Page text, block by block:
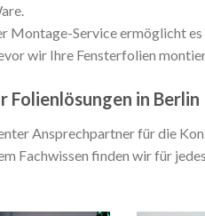
Montage-Service ermöglicht
wir Ihre Fensterfolien
Folienlösungen in Berlin
Ansprechpartner für die
Fachwissen finden wir für